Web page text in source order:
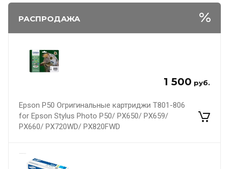
РАСПРОДАЖА
1 500 руб.
Epson P50 Огригинальные картриджи T801-806
for Epson Stylus Photo P50/ PX650/ PX659/
PX660/ PX720WD/ PX820FWD